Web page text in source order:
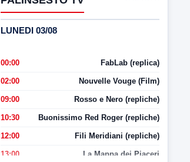
LUNEDI 03/08
00:00 FabLab (replica)
02:00 Nouvelle Vouge (Film)
09:00 Rosso e Nero (repliche)
10:30 Buonissimo Red Roger (repliche)
12:00 Fili Meridiani (repliche)
13:00 La Mappa dei Piaceri